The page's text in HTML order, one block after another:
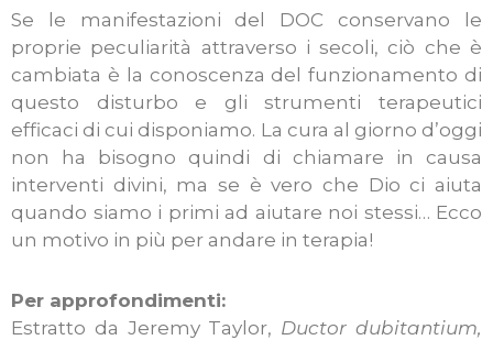
Se le manifestazioni del DOC conservano le
proprie peculiarità attraverso i secoli, ciò che è
cambiata è la conoscenza del funzionamento di
questo disturbo e gli strumenti terapeutici
efficaci di cui disponiamo. La cura al giorno d’oggi
non ha bisogno quindi di chiamare in causa
interventi divini, ma se è vero che Dio ci aiuta
quando siamo i primi ad aiutare noi stessi… Ecco
un motivo in più per andare in terapia!
Per approfondimenti:
Estratto da Jeremy Taylor, Ductor dubitantium,